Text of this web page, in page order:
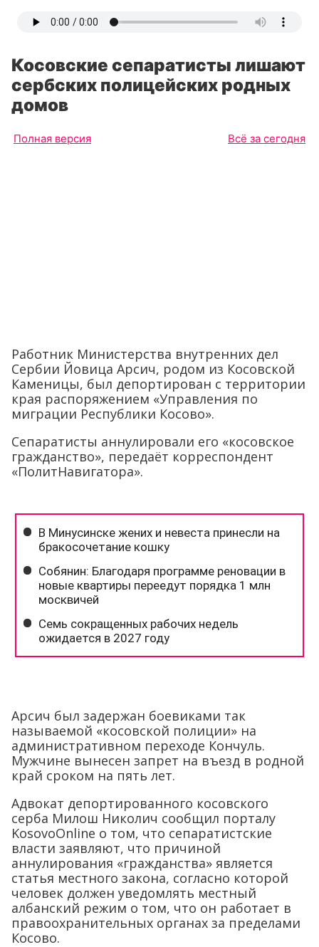
Косовские сепаратисты лишают
сербских полицейских родных
домов
Полная версия Всё за сегодня
Работник Министерства внутренних дел
Сербии Йовица Арсич, родом из Косовской
Каменицы, был депортирован с территории
края распоряжением «Управления по
миграции Республики Косово».
Сепаратисты аннулировали его «косовское
гражданство», передаёт корреспондент
«ПолитНавигатора».
Арсич был задержан боевиками так
называемой «косовской полиции» на
административном переходе Кончуль.
Мужчине вынесен запрет на въезд в родной
край сроком на пять лет.
Адвокат депортированного косовского
серба Милош Николич сообщил порталу
KosovoOnline о том, что сепаратистские
власти заявляют, что причиной
аннулирования «гражданства» является
статья местного закона, согласно которой
человек должен уведомлять местный
албанский режим о том, что он работает в
правоохранительных органах за пределами
Косово.